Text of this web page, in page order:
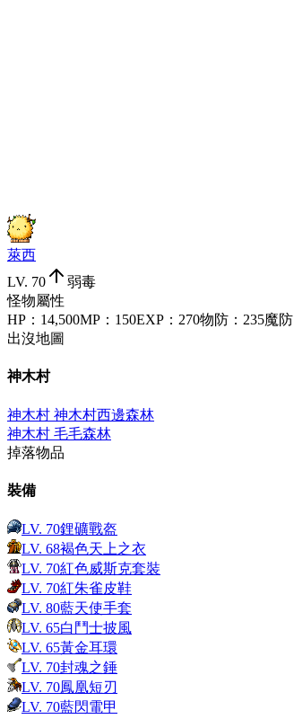
萊西
LV. 70
弱毒
怪物屬性
HP ： 14,500MP ： 150EXP ： 270物防 ： 235魔防
出沒地圖
神木村
神木村 神木村西邊森林
神木村 毛毛森林
掉落物品
裝備
LV. 70鋰礦戰盔
LV. 68褐色天上之衣
LV. 70紅色威斯克套裝
LV. 70紅朱雀皮鞋
LV. 80藍天使手套
LV. 65白鬥士披風
LV. 65黃金耳環
LV. 70封魂之錘
LV. 70鳳凰短刃
LV. 70藍閃電甲